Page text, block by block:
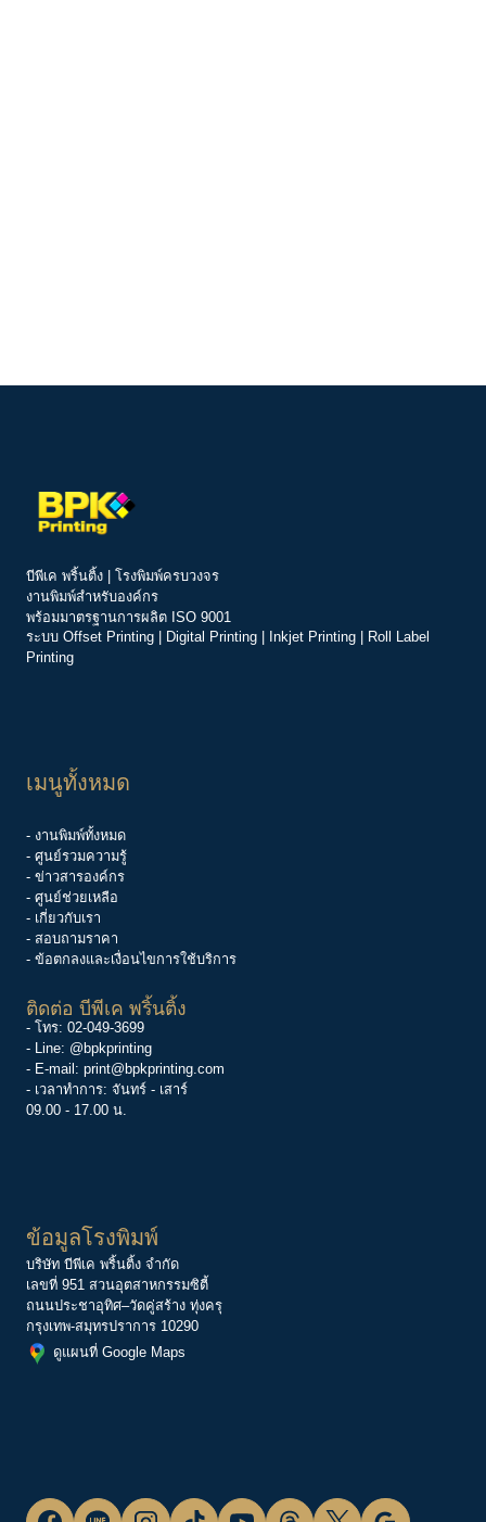
บีพีเค พริ้นติ้ง | โรงพิมพ์ครบวงจร
งานพิมพ์สำหรับองค์กร
พร้อมมาตรฐานการผลิต ISO 9001
ระบบ Offset Printing Digital Printing Inkjet Printing
Roll Label
Printing
เมนูทั้งหมด
- งานพิมพ์ทั้งหมด
- ศูนย์รวมความรู้
- ข่าวสารองค์กร
- ศูนย์ช่วยเหลือ
- เกี่ยวกับเรา
- สอบถามราคา
- ข้อตกลงและเงื่อนไขการใช้บริการ
ติดต่อ บีพีเค พริ้นติ้ง
- โทร: 02-049-3699
- Line: @bpkprinting
- E-mail: print@bpkprinting.com
- เวลาทำการ: จันทร์ - เสาร์
09.00 - 17.00 น.
ข้อมูลโรงพิมพ์
บริษัท บีพีเค พริ้นติ้ง จำกัด
เลขที่ 951 สวนอุตสาหกรรมซิตี้
ถนนประชาอุทิศ–วัดคู่สร้าง ทุ่งครุ
กรุงเทพ-สมุทรปราการ 10290
ดูแผนที่ Google Maps